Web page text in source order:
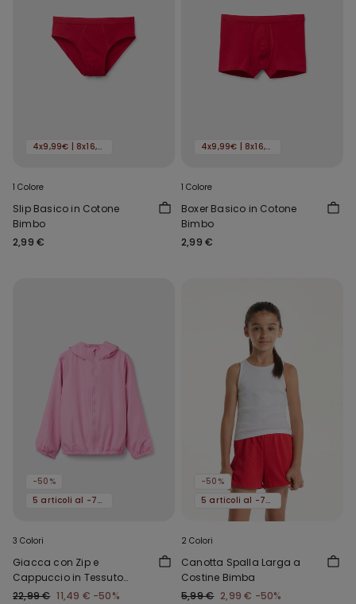
4x9,99€ | 8x16,99€
1 Colore
Slip Basico in Cotone
Bimbo
2,99 €
4x9,99€ | 8x16,99€
1 Colore
Boxer Basico in Cotone
Bimbo
2,99 €
-50%
5 articoli al -70%
3 Colori
Giacca con Zip e
Cappuccio in Tessuto
Tecnico Bimbi Unisex
22,99 € 11,49 € -50%
-50%
5 articoli al -70%
2 Colori
Canotta Spalla Larga a
Costine Bimba
5,99 € 2,99 € -50%